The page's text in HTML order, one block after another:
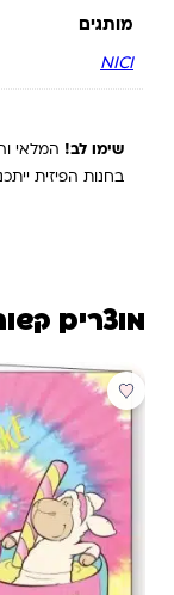
מותגים
NICI
שימו לב! המלאי
בחנות הפיזית
מוצרים